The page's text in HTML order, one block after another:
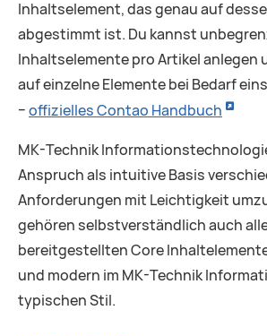
Inhaltselement, das genau auf
abgestimmt ist. Du kannst
Inhaltselemente pro Artikel anlegen
auf einzelne Elemente bei Bedarf
–offizielles Contao Handbuch
MK-Technik
Anspruch als intuitive Basis
Anforderungen mit Leichtigkeit
gehören selbstverständlich auch
bereitgestellten Core
und modern im MK-Technik
typischen Stil.